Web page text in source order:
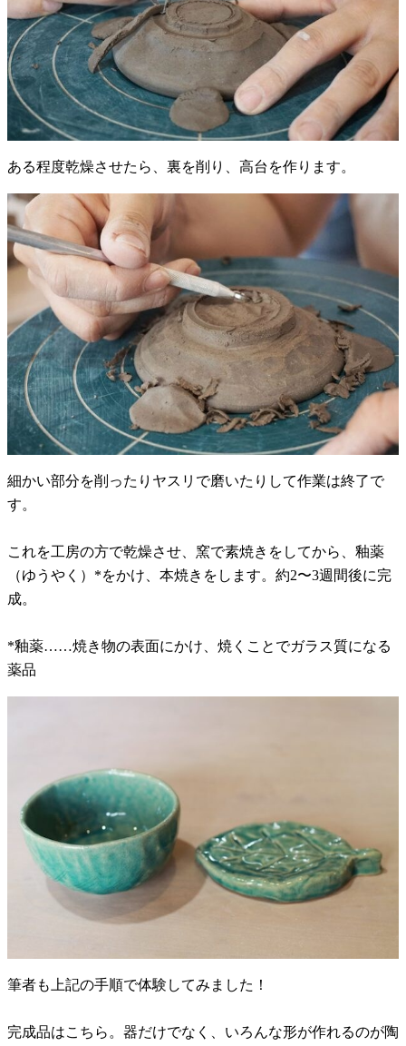
ある程度乾燥させたら、裏を削り、高台を作ります。
細かい部分を削ったりヤスリで磨いたりして作業は終了で
す。
これを工房の方で乾燥させ、窯で素焼きをしてから、釉薬
（ゆうやく）*をかけ、本焼きをします。約2〜3週間後に完
成。
*釉薬……焼き物の表面にかけ、焼くことでガラス質になる
薬品
筆者も上記の手順で体験してみました！
完成品はこちら。器だけでなく、いろんな形が作れるのが陶